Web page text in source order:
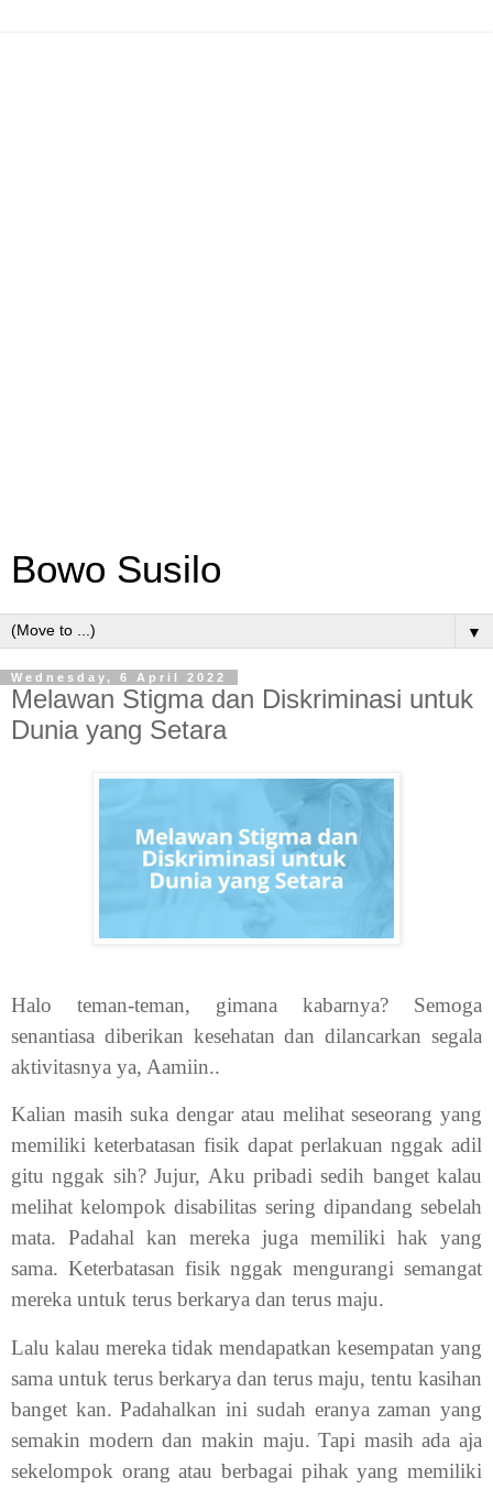
Bowo Susilo
▼
Wednesday, 6 April 2022
Melawan Stigma dan Diskriminasi untuk
Dunia yang Setara
Halo teman-teman, gimana kabarnya? Semoga
senantiasa diberikan kesehatan dan dilancarkan segala
aktivitasnya ya, Aamiin..
Kalian masih suka dengar atau melihat seseorang yang
memiliki keterbatasan fisik dapat perlakuan nggak adil
gitu nggak sih? Jujur, Aku pribadi sedih banget kalau
melihat kelompok disabilitas sering dipandang sebelah
mata. Padahal kan mereka juga memiliki hak yang
sama. Keterbatasan fisik nggak mengurangi semangat
mereka untuk terus berkarya dan terus maju.
Lalu kalau mereka tidak mendapatkan kesempatan yang
sama untuk terus berkarya dan terus maju, tentu kasihan
banget kan. Padahalkan ini sudah eranya zaman yang
semakin modern dan makin maju. Tapi masih ada aja
sekelompok orang atau berbagai pihak yang memiliki